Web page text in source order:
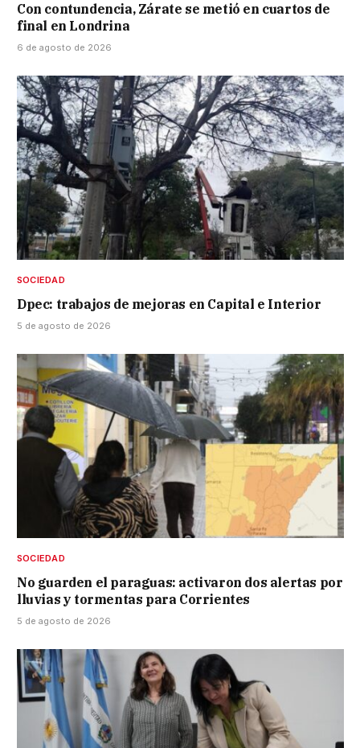
Con contundencia, Zárate se metió en cuartos de
final en Londrina
6 de agosto de 2026
SOCIEDAD
Dpec: trabajos de mejoras en Capital e Interior
5 de agosto de 2026
SOCIEDAD
No guarden el paraguas: activaron dos alertas por
lluvias y tormentas para Corrientes
5 de agosto de 2026